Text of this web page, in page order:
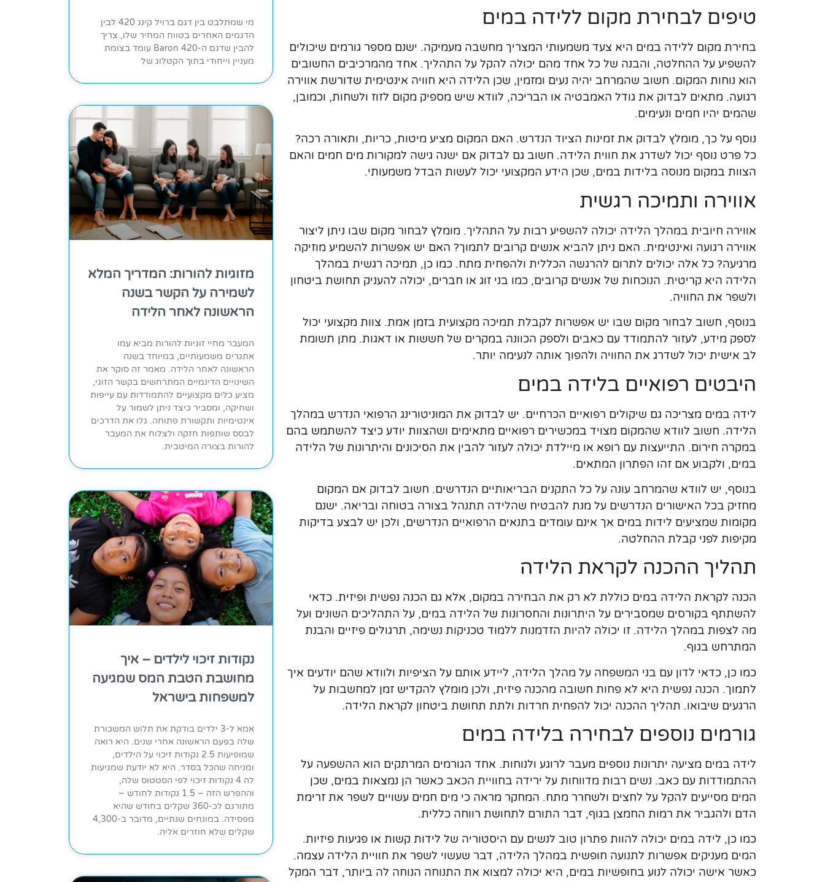
טיפים לבחירת מקום ללידה במים
בחירת מקום ללידה במים היא צעד משמעותי המצריך מחשבה מעמיקה. ישנם מספר גורמים שיכולים
להשפיע על ההחלטה, והבנה של כל אחד מהם יכולה להקל על התהליך. אחד מהמרכיבים החשובים
הוא נוחות המקום. חשוב שהמרחב יהיה נעים ומזמין, שכן הלידה היא חוויה אינטימית שדורשת אווירה
רגועה. מתאים לבדוק את גודל האמבטיה או הבריכה, לוודא שיש מספיק מקום לזוז ולשחות, וכמובן,
שהמים יהיו חמים ונעימים.
נוסף על כך, מומלץ לבדוק את זמינות הציוד הנדרש. האם המקום מציע מיטות, כריות, ותאורה רכה?
כל פרט נוסף יכול לשדרג את חווית הלידה. חשוב גם לבדוק אם ישנה גישה למקורות מים חמים והאם
הצוות במקום מנוסה בלידות במים, שכן הידע המקצועי יכול לעשות הבדל משמעותי.
אווירה ותמיכה רגשית
אווירה חיובית במהלך הלידה יכולה להשפיע רבות על התהליך. מומלץ לבחור מקום שבו ניתן ליצור
אווירה רגועה ואינטימית. האם ניתן להביא אנשים קרובים לתמוך? האם יש אפשרות להשמיע מוזיקה
מרגיעה? כל אלה יכולים לתרום להרגשה הכללית ולהפחית מתח. כמו כן, תמיכה רגשית במהלך
הלידה היא קריטית. הנוכחות של אנשים קרובים, כמו בני זוג או חברים, יכולה להעניק תחושת ביטחון
ולשפר את החוויה.
בנוסף, חשוב לבחור מקום שבו יש אפשרות לקבלת תמיכה מקצועית בזמן אמת. צוות מקצועי יכול
לספק מידע, לעזור להתמודד עם כאבים ולספק הכוונה במקרים של חששות או דאגות. מתן תשומת
לב אישית יכול לשדרג את החוויה ולהפוך אותה לנעימה יותר.
היבטים רפואיים בלידה במים
לידה במים מצריכה גם שיקולים רפואיים הכרחיים. יש לבדוק את המוניטורינג הרפואי הנדרש במהלך
הלידה. חשוב לוודא שהמקום מצויד במכשירים רפואיים מתאימים ושהצוות יודע כיצד להשתמש בהם
במקרה חירום. התייעצות עם רופא או מיילדת יכולה לעזור להבין את הסיכונים והיתרונות של הלידה
במים, ולקבוע אם זהו הפתרון המתאים.
בנוסף, יש לוודא שהמרחב עונה על כל התקנים הבריאותיים הנדרשים. חשוב לבדוק אם המקום
מחזיק בכל האישורים הנדרשים על מנת להבטיח שהלידה תתנהל בצורה בטוחה ובריאה. ישנם
מקומות שמציעים לידות במים אך אינם עומדים בתנאים הרפואיים הנדרשים, ולכן יש לבצע בדיקות
מקיפות לפני קבלת ההחלטה.
תהליך ההכנה לקראת הלידה
הכנה לקראת הלידה במים כוללת לא רק את הבחירה במקום, אלא גם הכנה נפשית ופיזית. כדאי
להשתתף בקורסים שמסבירים על היתרונות והחסרונות של הלידה במים, על התהליכים השונים ועל
מה לצפות במהלך הלידה. זו יכולה להיות הזדמנות ללמוד טכניקות נשימה, תרגולים פיזיים והבנת
המתרחש בגוף.
כמו כן, כדאי לדון עם בני המשפחה על מהלך הלידה, ליידע אותם על הציפיות ולוודא שהם יודעים איך
לתמוך. הכנה נפשית היא לא פחות חשובה מהכנה פיזית, ולכן מומלץ להקדיש זמן למחשבות על
הרגעים שיבואו. תהליך ההכנה יכול להפחית חרדות ולתת תחושת ביטחון לקראת הלידה.
גורמים נוספים לבחירה בלידה במים
לידה במים מציעה יתרונות נוספים מעבר לרוגע ולנוחות. אחד הגורמים המרתקים הוא ההשפעה על
ההתמודדות עם כאב. נשים רבות מדווחות על ירידה בחוויית הכאב כאשר הן נמצאות במים, שכן
המים מסייעים להקל על לחצים ולשחרר מתח. המחקר מראה כי מים חמים עשויים לשפר את זרימת
הדם ולהגביר את רמות החמצן בגוף, דבר התורם לתחושת רווחה כללית.
כמו כן, לידה במים יכולה להוות פתרון טוב לנשים עם היסטוריה של לידות קשות או פגיעות פיזיות.
המים מעניקים אפשרות לתנועה חופשית במהלך הלידה, דבר שעשוי לשפר את חוויית הלידה עצמה.
כאשר אישה יכולה לנוע בחופשיות במים, היא יכולה למצוא את התנוחה הנוחה לה ביותר, דבר המקל
מי שמתלבט בין דגם ברויל קינג 420 לבין
הדגמים האחרים בטווח המחיר שלו, צריך
להבין שדגם ה-Baron 420 עומד בצומת
מעניין וייחודי בתוך הקטלוג של
מזוגיות להורות: המדריך המלא
לשמירה על הקשר בשנה
הראשונה לאחר הלידה
המעבר מחיי זוגיות להורות מביא עמו
אתגרים משמעותיים, במיוחד בשנה
הראשונה לאחר הלידה. מאמר זה סוקר את
השינויים הדינמיים המתרחשים בקשר הזוגי,
מציע כלים מקצועיים להתמודדות עם עייפות
ושחיקה, ומסביר כיצד ניתן לשמור על
אינטימיות ותקשורת פתוחה. גלו את הדרכים
לבסס שותפות חזקה ולצלוח את המעבר
להורות בצורה המיטבית.
נקודות זיכוי לילדים – איך
מחושבת הטבת המס שמגיעה
למשפחות בישראל
אמא ל-3 ילדים בודקת את תלוש המשכורת
שלה בפעם הראשונה אחרי שנים. היא רואה
שמופיעות 2.5 נקודות זיכוי על הילדים,
ומניחה שהכל בסדר. היא לא יודעת שמגיעות
לה 4 נקודות זיכוי לפי הסטטוס שלה,
וההפרש הזה – 1.5 נקודות לחודש –
מתורגם לכ-360 שקלים בחודש שהיא
מפסידה. במונחים שנתיים, מדובר ב-4,300
שקלים שלא חוזרים אליה.